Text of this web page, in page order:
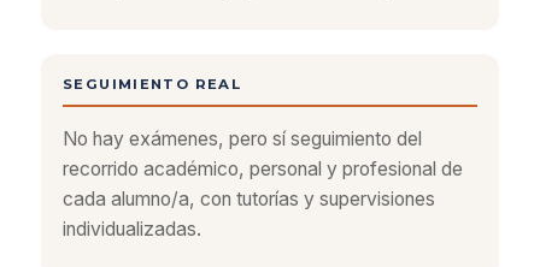
SEGUIMIENTO REAL
No hay exámenes, pero sí seguimiento del
recorrido académico, personal y profesional de
cada alumno/a, con tutorías y supervisiones
individualizadas.